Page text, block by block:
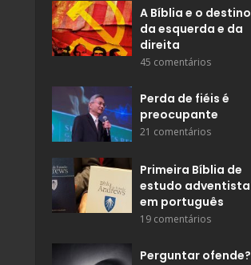
A Bíblia e o destino
da esquerda e da
direita
45 comentários
Perda de fiéis é
preocupante
21 comentários
Primeira Bíblia de
estudo adventista
em português
19 comentários
Perguntar ofende?